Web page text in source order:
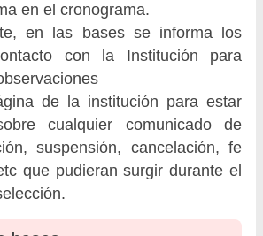
en el cronograma.
en las bases se informa los
con la Institución para
de la institución para estar
cualquier comunicado de
suspensión, cancelación, fe
que pudieran surgir durante el